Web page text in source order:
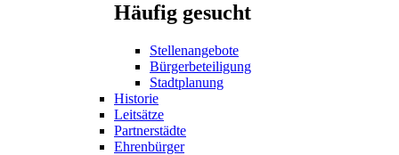
Häufig gesucht
Stellenangebote
Bürgerbeteiligung
Stadtplanung
Historie
Leitsätze
Partnerstädte
Ehrenbürger